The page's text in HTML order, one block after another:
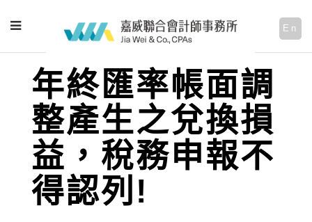
En
年終匯率帳面調
整產生之兌換損
益，稅務申報不
得認列!